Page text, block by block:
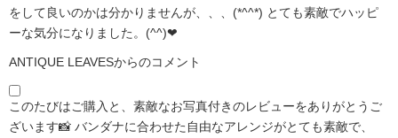
をして良いのかは分かりませんが、、、(*^^*) とても素敵でハッピ
ーな気分になりました。(^^)❤
ANTIQUE LEAVESからのコメント
このたびはご購入と、素敵なお写真付きのレビューをありがとうご
ざいます📸 バンダナに合わせた自由なアレンジがとても素敵で、